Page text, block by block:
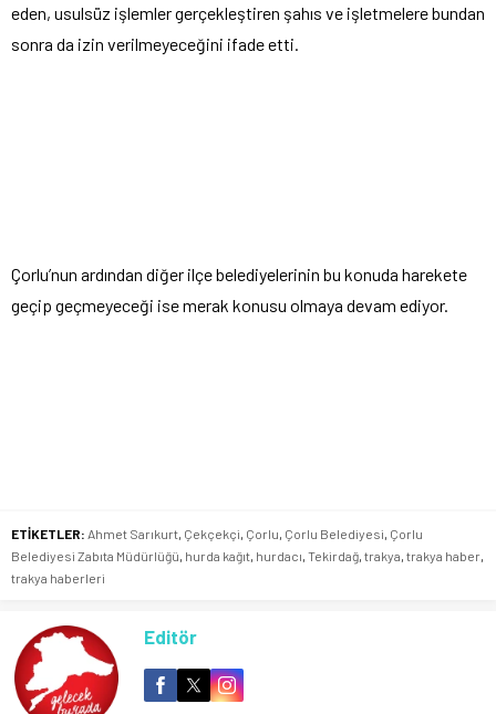
eden, usulsüz işlemler gerçekleştiren şahıs ve işletmelere bundan
sonra da izin verilmeyeceğini ifade etti.
Çorlu’nun ardından diğer ilçe belediyelerinin bu konuda harekete
geçip geçmeyeceği ise merak konusu olmaya devam ediyor.
ETİKETLER: Ahmet Sarıkurt Çekçekçi Çorlu Çorlu Belediyesi Çorlu
Belediyesi Zabıta Müdürlüğü hurda kağıt hurdacı Tekirdağ trakya trakya haber
trakya haberleri
Editör